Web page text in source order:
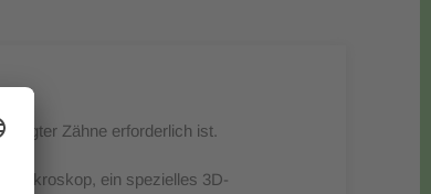
Zähne erforderlich ist.
Mikroskop, ein spezielles 3D-